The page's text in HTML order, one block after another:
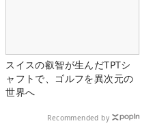
スイスの叡智が生んだTPTシ
ャフトで、ゴルフを異次元の
世界へ
Recommended by